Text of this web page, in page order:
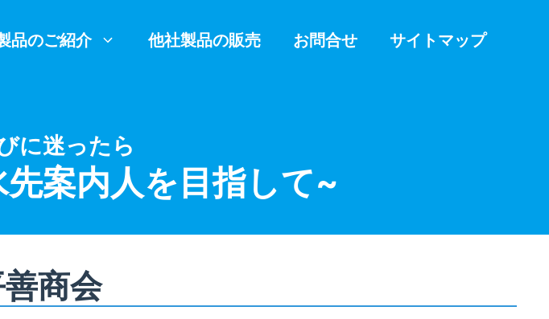
品のご紹介 他社製品の販売 お問合せ サイトマップ
に迷ったら
案内人を目指して~
商会